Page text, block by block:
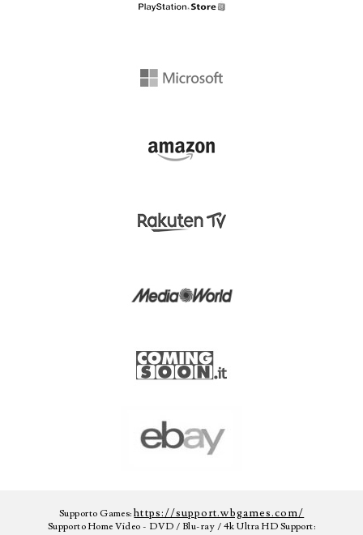
Supporto Games:https://support.wbgames.com/
Supporto Home Video - DVD / Blu-ray / 4k Ultra HD Support: